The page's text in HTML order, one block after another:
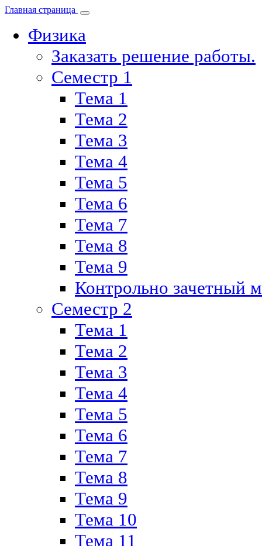
Главная страница
Физика
Заказать решение работы.
Семестр 1
Тема 1
Тема 2
Тема 3
Тема 4
Тема 5
Тема 6
Тема 7
Тема 8
Тема 9
Контрольно зачетный
Семестр 2
Тема 1
Тема 2
Тема 3
Тема 4
Тема 5
Тема 6
Тема 7
Тема 8
Тема 9
Тема 10
Тема 11